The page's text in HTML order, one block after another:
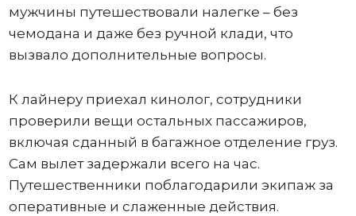
мужчины путешествовали налегке – без
чемодана и даже без ручной клади, что
вызвало дополнительные вопросы.
К лайнеру приехал кинолог, сотрудники
проверили вещи остальных пассажиров,
включая сданный в багажное отделение груз.
Сам вылет задержали всего на час.
Путешественники поблагодарили экипаж за
оперативные и слаженные действия.